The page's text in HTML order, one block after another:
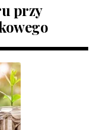
przy